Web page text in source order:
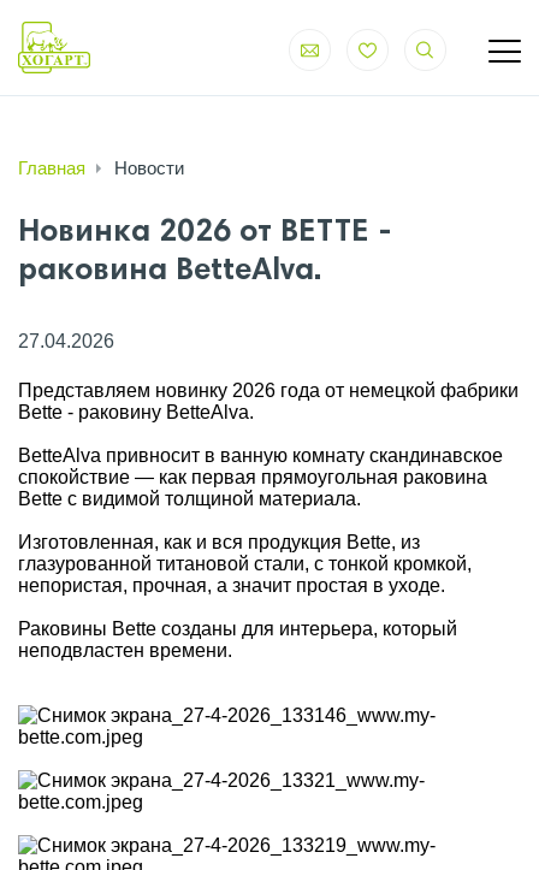
Главная Новости
Новинка 2026 от BETTE -
раковина BetteAlva.
27.04.2026
Представляем новинку 2026 года от немецкой фабрики
Bette - раковину BetteAlva.
BetteAlva привносит в ванную комнату скандинавское
спокойствие — как первая прямоугольная раковина
Bette с видимой толщиной материала.
Изготовленная, как и вся продукция Bette, из
глазурованной титановой стали, c тонкой кромкой,
непористая, прочная, а значит простая в уходе.
Раковины Bette созданы для интерьера, который
неподвластен времени.